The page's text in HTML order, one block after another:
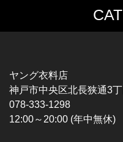
MUSIC TEE
HARDCORE / PUNK
PROGLESSIVE ROCK
POPS
SOUL / R&B
ヤング衣料店
神戸市中央区北長狭通3
078-333-1298
12:00～20:00 (年中無休)